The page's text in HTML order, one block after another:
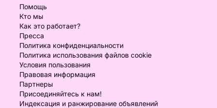
Помощь
Кто мы
Как это работает?
Пресса
Политика конфиденциальности
Политика использования файлов cookie
Условия пользования
Правовая информация
Партнеры
Присоединяйтесь к нам!
Индексация и ранжирование объявлений